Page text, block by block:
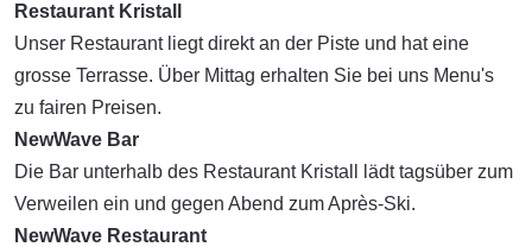
Restaurant Kristall
Unser Restaurant liegt direkt an der Piste und hat eine
grosse Terrasse. Über Mittag erhalten Sie bei uns Menu's
zu fairen Preisen.
NewWave Bar
Die Bar unterhalb des Restaurant Kristall lädt tagsüber zum
Verweilen ein und gegen Abend zum Après-Ski.
NewWave Restaurant